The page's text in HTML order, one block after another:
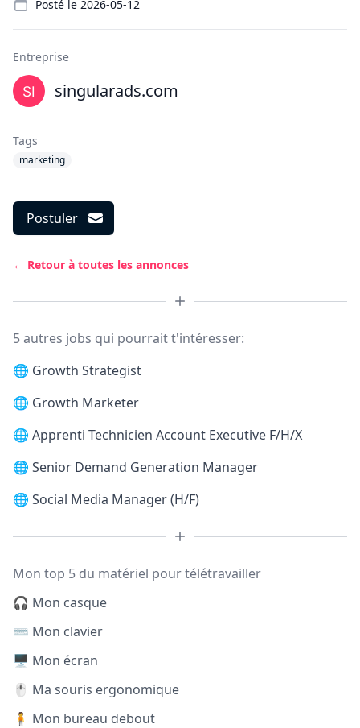
Posté le 2026-05-12
Entreprise
singularads.com
Tags
marketing
Postuler
← Retour à toutes les annonces
5 autres jobs qui pourrait t'intéresser:
🌐 Growth Strategist
🌐 Growth Marketer
🌐 Apprenti Technicien Account Executive F/H/X
🌐 Senior Demand Generation Manager
🌐 Social Media Manager (H/F)
Mon top 5 du matériel pour télétravailler
🎧 Mon casque
⌨️ Mon clavier
🖥️ Mon écran
🖱️ Ma souris ergonomique
🧍 Mon bureau debout